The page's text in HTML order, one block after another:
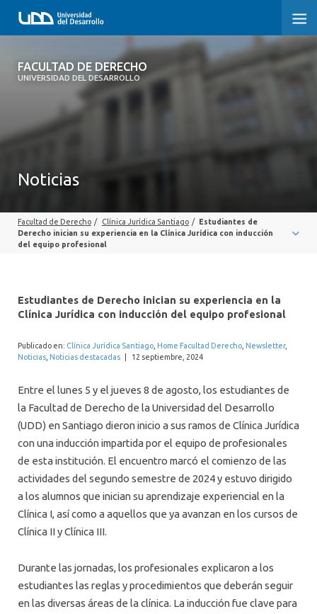
FACULTAD DE DERECHO
UNIVERSIDAD DEL DESARROLLO
FACULTAD DE DERECHO
SOBRE LA FACULTAD
PROFESORES
INTERNACIONAL
Noticias
Facultad de Derecho / Clínica Jurídica Santiago / Estudiantes de
Derecho inician su experiencia en la Clínica Jurídica con inducción
del equipo profesional
Estudiantes de Derecho inician su experiencia en la
Clínica Jurídica con inducción del equipo profesional
Publicado en: Clínica Jurídica Santiago Home Facultad Derecho Newsletter,
Noticias Noticias destacadas 12 septiembre, 2024
Entre el lunes 5 y el jueves 8 de agosto, los estudiantes de
la Facultad de Derecho de la Universidad del Desarrollo
(UDD) en Santiago dieron inicio a sus ramos de Clínica Jurídica
con una inducción impartida por el equipo de profesionales
de esta institución. El encuentro marcó el comienzo de las
actividades del segundo semestre de 2024 y estuvo dirigido
a los alumnos que inician su aprendizaje experiencial en la
Clínica I, así como a aquellos que ya avanzan en los cursos de
Clínica II y Clínica III.
Durante las jornadas, los profesionales explicaron a los
estudiantes las reglas y procedimientos que deberán seguir
en las diversas áreas de la clínica. La inducción fue clave para